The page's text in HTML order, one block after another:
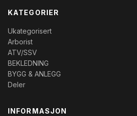
KATEGORIER
Ukategorisert
Arborist
ATV/SSV
BEKLEDNING
BYGG & ANLEGG
Deler
INFORMASJON